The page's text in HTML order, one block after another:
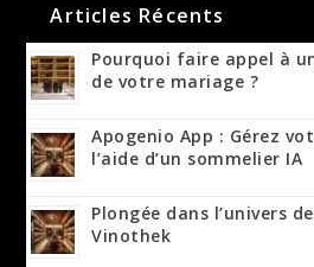
Articles Récents
Pourquoi faire appel à
de votre mariage ?
Apogenio App : Gérez
l’aide d’un sommelier IA
Plongée dans l’univers
Vinothek